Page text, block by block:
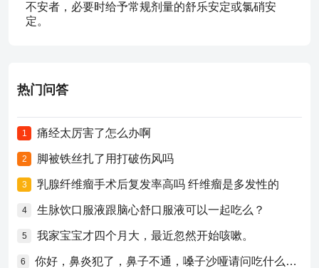
不安者，必要时给予常规剂量的舒乐安定或氯硝安
定。
热门问答
1 痛经太厉害了怎么办啊
2 脚被铁丝扎了用打破伤风吗
3 乳腺纤维瘤手术后复发率高吗 纤维瘤是多发性的
4 生脉饮口服液跟脑心舒口服液可以一起吃么？
5 我家宝宝才四个月大，最近忽然开始咳嗽。
6 你好，鼻炎犯了，鼻子不通，嗓子沙哑请问吃什么药比较好？